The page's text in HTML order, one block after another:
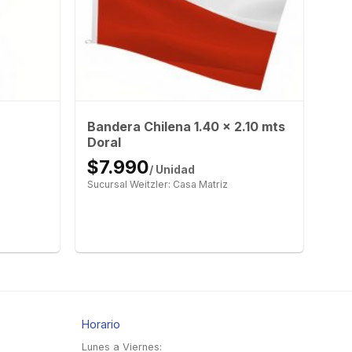
Bandera Chilena 1.40 x 2.10 mts
Doral
$7.990/ Unidad
Sucursal Weitzler: Casa Matriz
Horario
Lunes a Viernes: